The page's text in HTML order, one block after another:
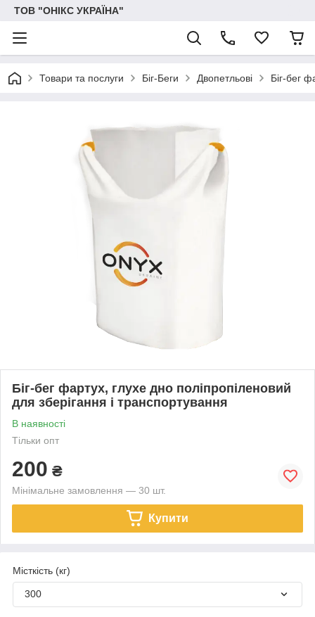
ТОВ "ОНІКС УКРАЇНА"
Товари та послуги Біг-Беги Двопетльові Біг-бег
Біг-бег фартух, глухе дно поліпропіленовий
для зберігання і транспортування
В наявності
Тільки опт
200 ₴
Мінімальне замовлення — 30 шт.
Купити
Місткість (кг)
300